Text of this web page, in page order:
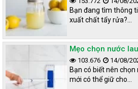
Bạn đang tìm thông
xuất chất tẩy rửa?…
Mẹo chọn nước
103.676 14/08/
Bạn có biết nên
mới có thể giữ cho…